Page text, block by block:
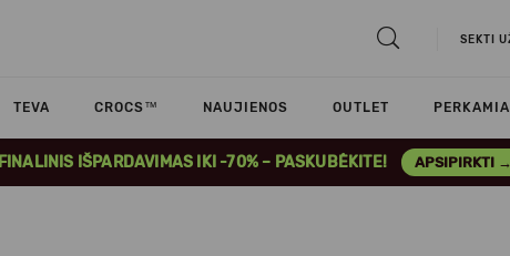
SEKTI
TEVA CROCS™ NAUJIENOS OUTLET
FINALINIS IŠPARDAVIMAS IKI -70% – PASKUBĖKITE! APSIPIRKTI →